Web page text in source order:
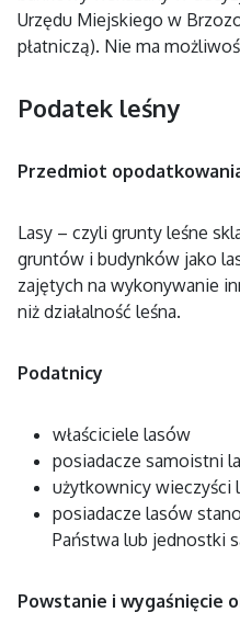
Urzędu Miejskiego w
płatniczą). Nie ma
Podatek leśny
Przedmiot
Lasy – czyli grunty leśne
gruntów i budynków jako
zajętych na wykonywanie
niż działalność leśna.
Podatnicy
właściciele lasów
posiadacze samoistni
użytkownicy wieczyści
posiadacze lasów
Państwa lub jednostki
Powstanie i wygaśnięcie